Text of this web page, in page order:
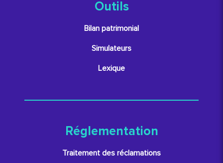
Outils
Bilan patrimonial
Simulateurs
Lexique
Réglementation
Traitement des réclamations